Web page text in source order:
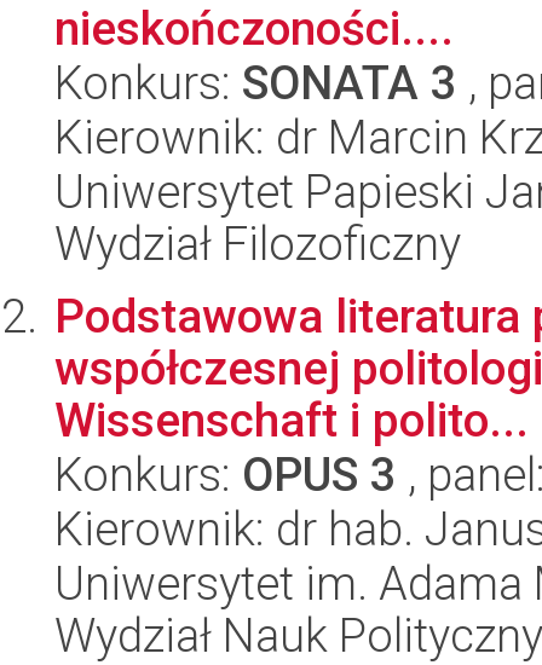
nieskończoności....
Konkurs: SONATA 3 ,
Kierownik: dr Marcin
Uniwersytet Papieski
Wydział Filozoficzny
Podstawowa literatura
współczesnej
Wissenschaft i polito...
Konkurs: OPUS 3 ,
Kierownik: dr hab.
Uniwersytet im.
Wydział Nauk